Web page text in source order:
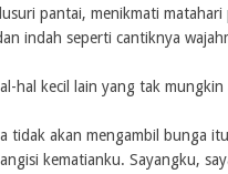
pantai, menikmati
indah seperti cantiknya
hal kecil lain yang tak
tidak akan mengambil bunga
kematianku. Sayangku,